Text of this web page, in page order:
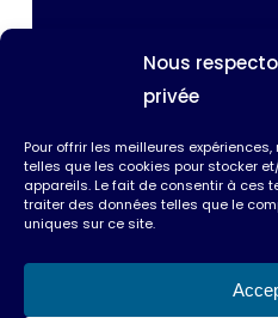
Nous
privée
Pour offrir les meilleures
telles que les cookies pour stocker
appareils. Le fait de consentir à ces
traiter des données telles que le
uniques sur ce site.